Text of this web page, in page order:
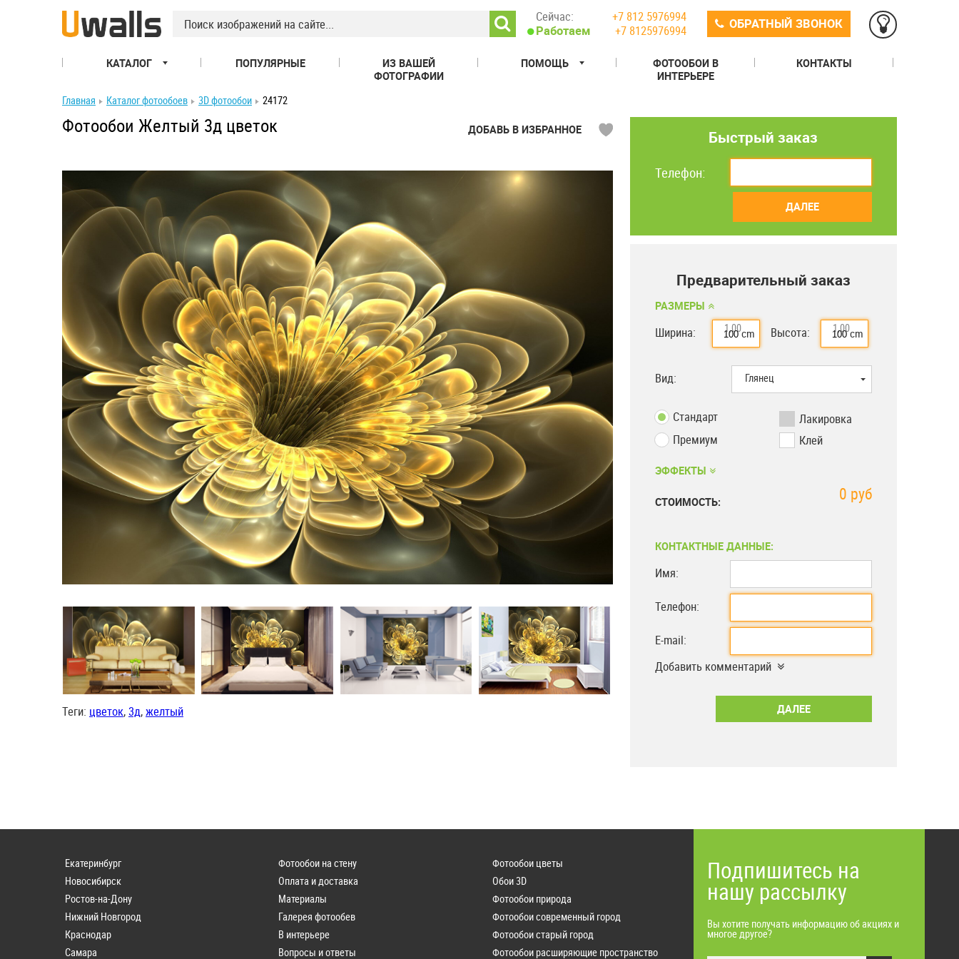
Сейчас:
Работаем
+7 812 5976994
+7 8125976994
ОБРАТНЫЙ ЗВОНОК
КАТАЛОГ ПОПУЛЯРНЫЕ
ИЗ ВАШЕЙ
ФОТОГРАФИИ
ПОМОЩЬ
ФОТООБОИ В
ИНТЕРЬЕРЕ
КОНТАКТЫ
Главная Каталог фотообоев 3D фотообои 24172
Фотообои Желтый 3д цветок ДОБАВЬ В ИЗБРАННОЕ
Теги: цветок,3д,желтый
Быстрый заказ
Телефон:
ДАЛЕЕ
Предварительный заказ
РАЗМЕРЫ
Ширина: cm
1,00 м Высота: cm
1,00 м
Глянец
Вид:
Стандарт
Премиум
Лакировка
Клей
ЭФФЕКТЫ
СТОИМОСТЬ: 0 руб
КОНТАКТНЫЕ ДАННЫЕ:
Имя:
Телефон:
E-mail:
Добавить комментарий
Екатеринбург
Новосибирск
Ростов-на-Дону
Нижний Новгород
Краснодар
Самара
Фотообои на стену
Оплата и доставка
Материалы
Галерея фотообев
В интерьере
Вопросы и ответы
Фотообои цветы
Обои 3D
Фотообои природа
Фотообои современный город
Фотообои старый город
Фотообои расширяющие пространство
Подпишитесь на
нашу рассылку
Вы хотите получать информацию об акциях и
многое другое?